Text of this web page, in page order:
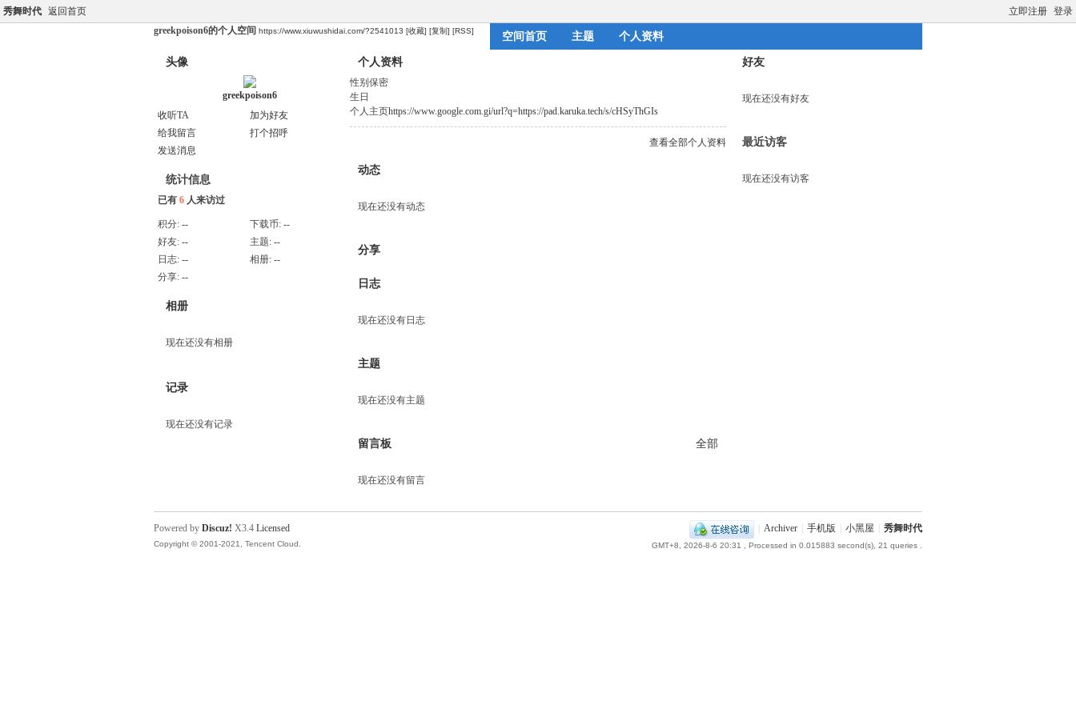
立即注册 登录
秀舞时代 返回首页
greekpoison6的个人空间 https://www.xiuwushidai.com/?2541013 [收藏] [复制] [RSS] 空间首页 主题 个人资料
头像
greekpoison6
收听TA
加为好友
给我留言
打个招呼
发送消息
统计信息
已有 6 人来访过
积分: -- 下载币: --
好友: -- 主题: --
日志: -- 相册: --
分享: --
相册
现在还没有相册
记录
现在还没有记录
个人资料
性别 保密
生日
个人主页https://www.google.com.gi/url?q=https://pad.karuka.tech/s/cHSyThGIs
查看全部个人资料
动态
现在还没有动态
分享
日志
现在还没有日志
主题
现在还没有主题
留言板 全部
现在还没有留言
好友
现在还没有好友
最近访客
现在还没有访客
Archiver 手机版 小黑屋 秀舞时代
GMT+8, 2026-8-6 20:31 , Processed in 0.015883 second(s), 21 queries .
Powered by Discuz! X3.4 Licensed
Copyright © 2001-2021, Tencent Cloud.